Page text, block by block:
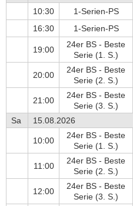
10:30
1-Serien-PS
16:30
1-Serien-PS
19:00
24er BS - Beste
Serie (1. S.)
20:00
24er BS - Beste
Serie (2. S.)
21:00
24er BS - Beste
Serie (3. S.)
Sa 15.08.2026
10:00
24er BS - Beste
Serie (1. S.)
11:00
24er BS - Beste
Serie (2. S.)
12:00
24er BS - Beste
Serie (3. S.)